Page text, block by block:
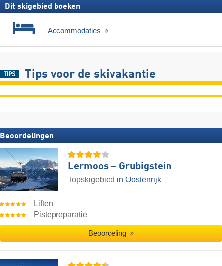
Dit skigebied boeken
Accommodaties
Tips voor de skivakantie
Beoordelingen
Lermoos – Grubigstein
Topskigebied in Oostenrijk
Liften
Pistepreparatie
Beoordeling